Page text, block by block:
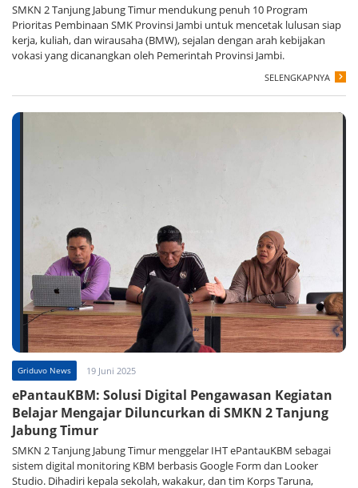
SMKN 2 Tanjung Jabung Timur mendukung penuh 10 Program
Prioritas Pembinaan SMK Provinsi Jambi untuk mencetak lulusan siap
kerja, kuliah, dan wirausaha (BMW), sejalan dengan arah kebijakan
vokasi yang dicanangkan oleh Pemerintah Provinsi Jambi.
SELENGKAPNYA
Griduvo News 19 Juni 2025
ePantauKBM: Solusi Digital Pengawasan Kegiatan
Belajar Mengajar Diluncurkan di SMKN 2 Tanjung
Jabung Timur
SMKN 2 Tanjung Jabung Timur menggelar IHT ePantauKBM sebagai
sistem digital monitoring KBM berbasis Google Form dan Looker
Studio. Dihadiri kepala sekolah, wakakur, dan tim Korps Taruna,